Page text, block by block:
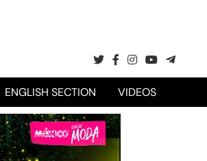
ENGLISH SECTION VIDEOS